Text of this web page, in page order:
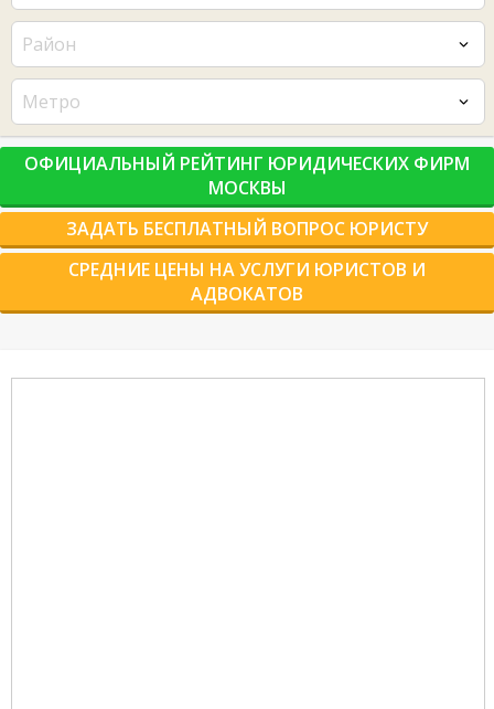
Район
Метро
ОФИЦИАЛЬНЫЙ РЕЙТИНГ ЮРИДИЧЕСКИХ ФИРМ
МОСКВЫ
ЗАДАТЬ БЕСПЛАТНЫЙ ВОПРОС ЮРИСТУ
СРЕДНИЕ ЦЕНЫ НА УСЛУГИ ЮРИСТОВ И
АДВОКАТОВ